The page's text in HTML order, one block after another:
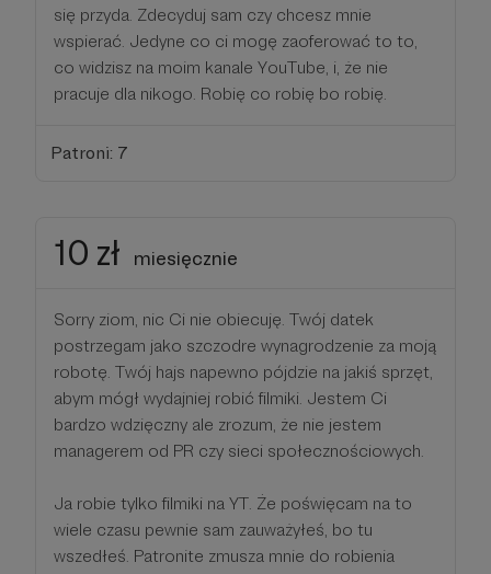
się przyda. Zdecyduj sam czy chcesz mnie
wspierać. Jedyne co ci mogę zaoferować to to,
co widzisz na moim kanale YouTube, i, że nie
pracuje dla nikogo. Robię co robię bo robię.
Patroni: 7
10 zł miesięcznie
Sorry ziom, nic Ci nie obiecuję. Twój datek
postrzegam jako szczodre wynagrodzenie za moją
robotę. Twój hajs napewno pójdzie na jakiś sprzęt,
abym mógł wydajniej robić filmiki. Jestem Ci
bardzo wdzięczny ale zrozum, że nie jestem
managerem od PR czy sieci społecznościowych.
Ja robie tylko filmiki na YT. Że poświęcam na to
wiele czasu pewnie sam zauważyłeś, bo tu
wszedłeś. Patronite zmusza mnie do robienia